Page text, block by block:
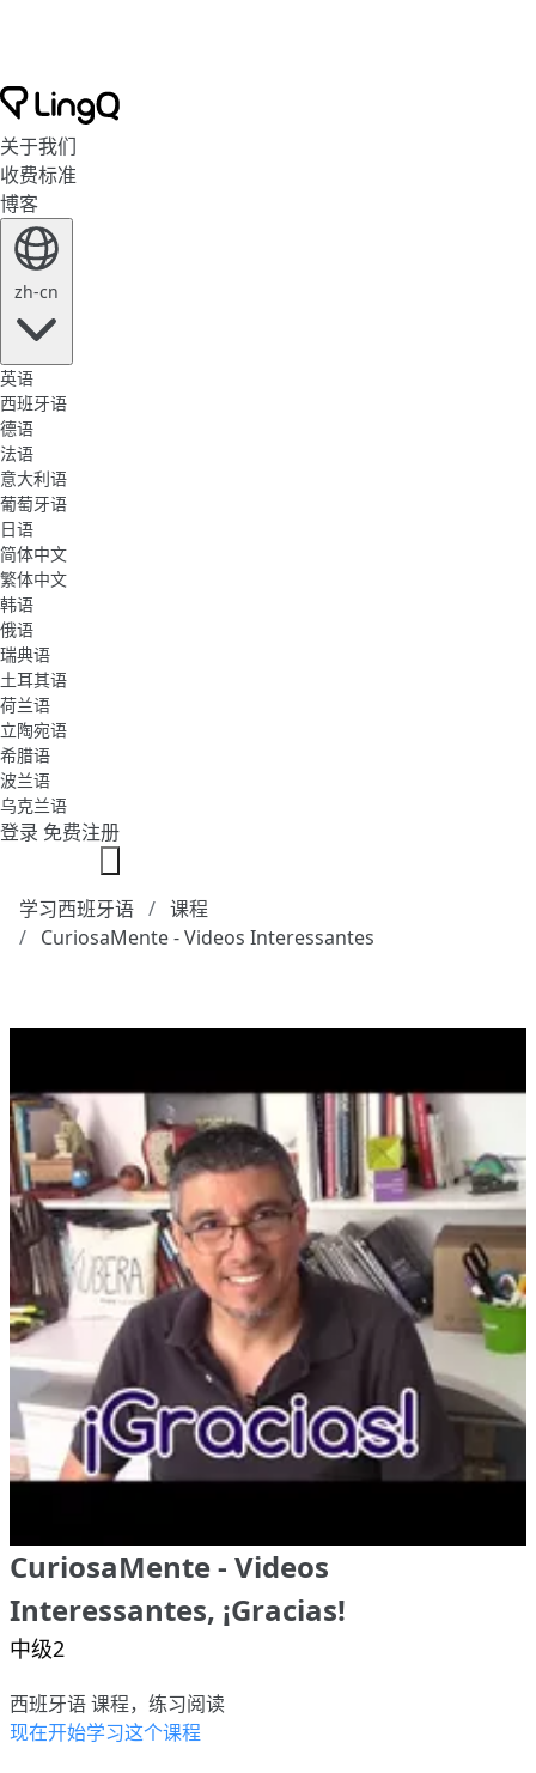
关于我们
收费标准
博客
zh-cn
英语
西班牙语
德语
法语
意大利语
葡萄牙语
日语
简体中文
繁体中文
韩语
俄语
瑞典语
土耳其语
荷兰语
立陶宛语
希腊语
波兰语
乌克兰语
登录 免费注册
学习西班牙语
课程
CuriosaMente - Videos Interessantes
CuriosaMente - Videos
Interessantes, ¡Gracias!
中级2
西班牙语 课程，练习阅读
现在开始学习这个课程